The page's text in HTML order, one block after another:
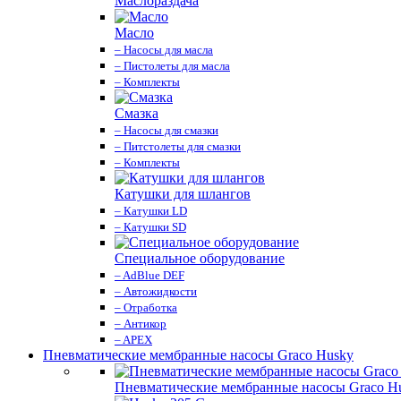
Масло
– Насосы для масла
– Пистолеты для масла
– Комплекты
Смазка
– Насосы для смазки
– Питстолеты для смазки
– Комплекты
Катушки для шлангов
– Катушки LD
– Катушки SD
Специальное оборудование
– AdBlue DEF
– Автожидкости
– Отработка
– Антикор
– APEX
Пневматические мембранные насосы Graco Husky
Пневматические мембранные насосы Graco